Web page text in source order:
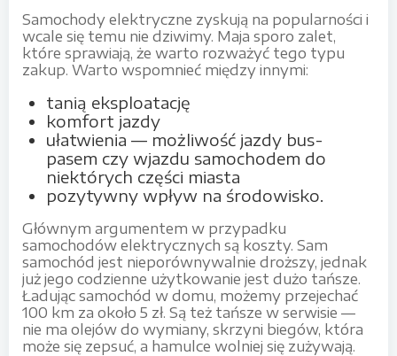
Samochody elektryczne zyskują na popularności i
wcale się temu nie dziwimy. Maja sporo zalet,
które sprawiają, że warto rozważyć tego typu
zakup. Warto wspomnieć między innymi:
tanią eksploatację
komfort jazdy
ułatwienia — możliwość jazdy bus-
pasem czy wjazdu samochodem do
niektórych części miasta
pozytywny wpływ na środowisko.
Głównym argumentem w przypadku
samochodów elektrycznych są koszty. Sam
samochód jest nieporównywalnie droższy, jednak
już jego codzienne użytkowanie jest dużo tańsze.
Ładując samochód w domu, możemy przejechać
100 km za około 5 zł. Są też tańsze w serwisie —
nie ma olejów do wymiany, skrzyni biegów, która
może się zepsuć, a hamulce wolniej się zużywają.